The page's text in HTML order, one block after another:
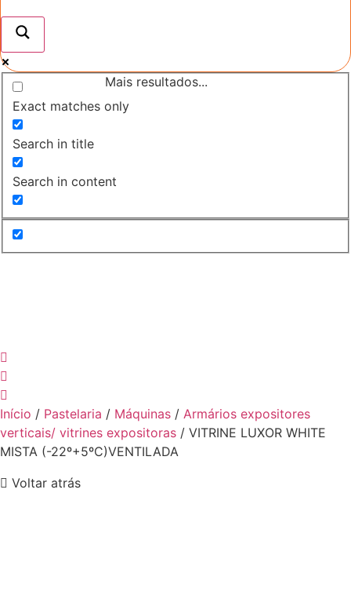
Mais resultados...
Exact matches only
Search in title
Search in content
Início / Pastelaria / Máquinas / Armários expositores
verticais/ vitrines expositoras / VITRINE LUXOR WHITE
MISTA (-22º+5ºC)VENTILADA
Voltar atrás